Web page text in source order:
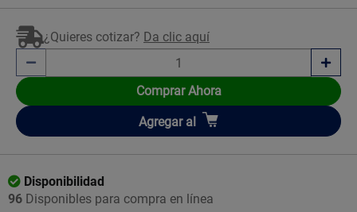
¿Quieres cotizar? Da clic aquí
Comprar Ahora
Añadir
Agregar al
Disponibilidad
96 Disponibles para compra en línea